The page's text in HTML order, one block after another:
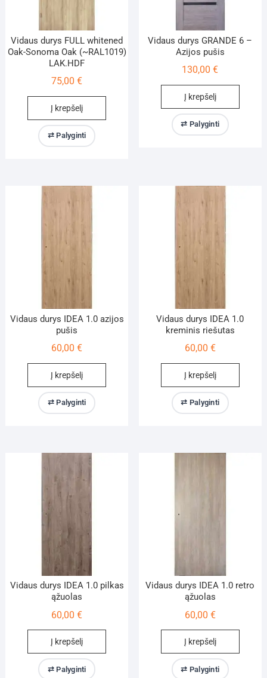
Vidaus durys FULL whitened
Oak-Sonoma Oak (~RAL1019)
LAK.HDF
75,00€
Į krepšelį
⇄ Palyginti
Vidaus durys GRANDE 6 –
Azijos pušis
130,00€
Į krepšelį
⇄ Palyginti
Vidaus durys IDEA 1.0 azijos
pušis
60,00€
Į krepšelį
⇄ Palyginti
Vidaus durys IDEA 1.0
kreminis riešutas
60,00 €
Į krepšelį
⇄ Palyginti
Vidaus durys IDEA 1.0 pilkas
ąžuolas
60,00€
Į krepšelį
⇄ Palyginti
Vidaus durys IDEA 1.0 retro
ąžuolas
60,00 €
Į krepšelį
⇄ Palyginti